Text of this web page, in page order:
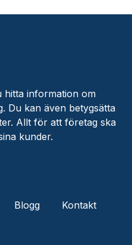
hitta information om
Du kan även betygsätta
Allt för att företag ska
kunder.
Blogg
Kontakt